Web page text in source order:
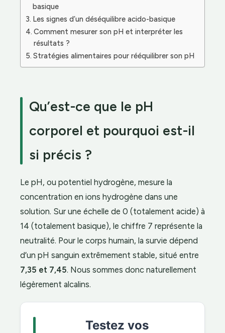
basique
Les signes d’un déséquilibre acido-basique
Comment mesurer son pH et interpréter les
résultats ?
Stratégies alimentaires pour rééquilibrer son pH
Qu’est-ce que le pH
corporel et pourquoi est-il
si précis ?
Le pH, ou potentiel hydrogène, mesure la
concentration en ions hydrogène dans une
solution. Sur une échelle de 0 (totalement acide) à
14 (totalement basique), le chiffre 7 représente la
neutralité. Pour le corps humain, la survie dépend
d’un pH sanguin extrêmement stable, situé entre
7,35 et 7,45. Nous sommes donc naturellement
légèrement alcalins.
Testez vos